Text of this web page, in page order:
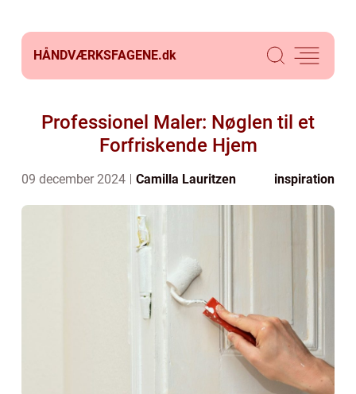
HÅNDVÆRKSFAGENE.dk
Professionel Maler: Nøglen til et
Forfriskende Hjem
09 december 2024 Camilla Lauritzen inspiration